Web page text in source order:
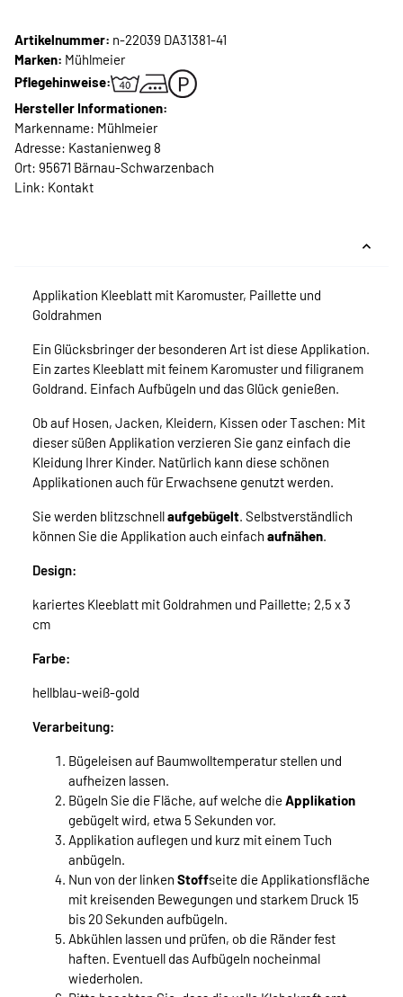
Artikelnummer: n-22039 DA31381-41
Marken: Mühlmeier
Pflegehinweise:
Hersteller Informationen:
Markenname: Mühlmeier
Adresse: Kastanienweg 8
Ort: 95671 Bärnau-Schwarzenbach
Link: Kontakt
Applikation Kleeblatt mit Karomuster, Paillette und
Goldrahmen
Ein Glücksbringer der besonderen Art ist diese Applikation.
Ein zartes Kleeblatt mit feinem Karomuster und filigranem
Goldrand. Einfach Aufbügeln und das Glück genießen.
Ob auf Hosen, Jacken, Kleidern, Kissen oder Taschen: Mit
dieser süßen Applikation verzieren Sie ganz einfach die
Kleidung Ihrer Kinder. Natürlich kann diese schönen
Applikationen auch für Erwachsene genutzt werden.
Sie werden blitzschnellaufgebügelt. Selbstverständlich
können Sie die Applikation auch einfach aufnähen.
Design:
kariertes Kleeblatt mit Goldrahmen und Paillette; 2,5 x 3
cm
Farbe:
hellblau-weiß-gold
Verarbeitung:
Bügeleisen auf Baumwolltemperatur stellen und
aufheizen lassen.
Bügeln Sie die Fläche, auf welche die Applikation
gebügelt wird, etwa 5 Sekunden vor.
Applikation auflegen und kurz mit einem Tuch
anbügeln.
Nun von der linken Stoffseite die Applikationsfläche
mit kreisenden Bewegungen und starkem Druck 15
bis 20 Sekunden aufbügeln.
Abkühlen lassen und prüfen, ob die Ränder fest
haften. Eventuell das Aufbügeln nocheinmal
wiederholen.